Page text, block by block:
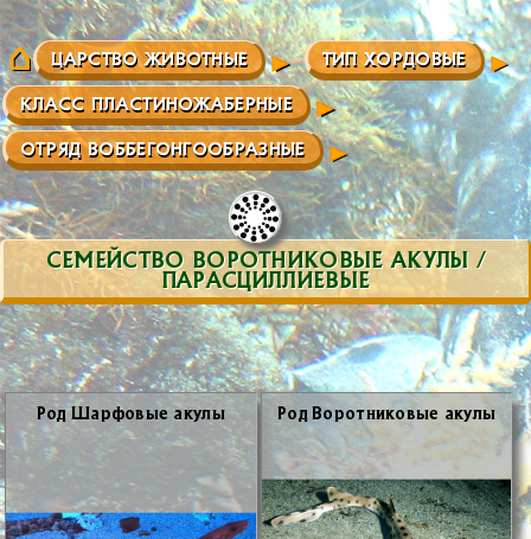
ЦАРСТВО ЖИВОТНЫЕ ТИП ХОРДОВЫЕ
КЛАСС ПЛАСТИНОЖАБЕРНЫЕ
ОТРЯД ВОББЕГОНГООБРАЗНЫЕ
СЕМЕЙСТВО ВОРОТНИКОВЫЕ АКУЛЫ /
ПАРАСЦИЛЛИЕВЫЕ
Род Шар­фо­вые аку­лы Род Во­рот­ни­ко­вые аку­лы